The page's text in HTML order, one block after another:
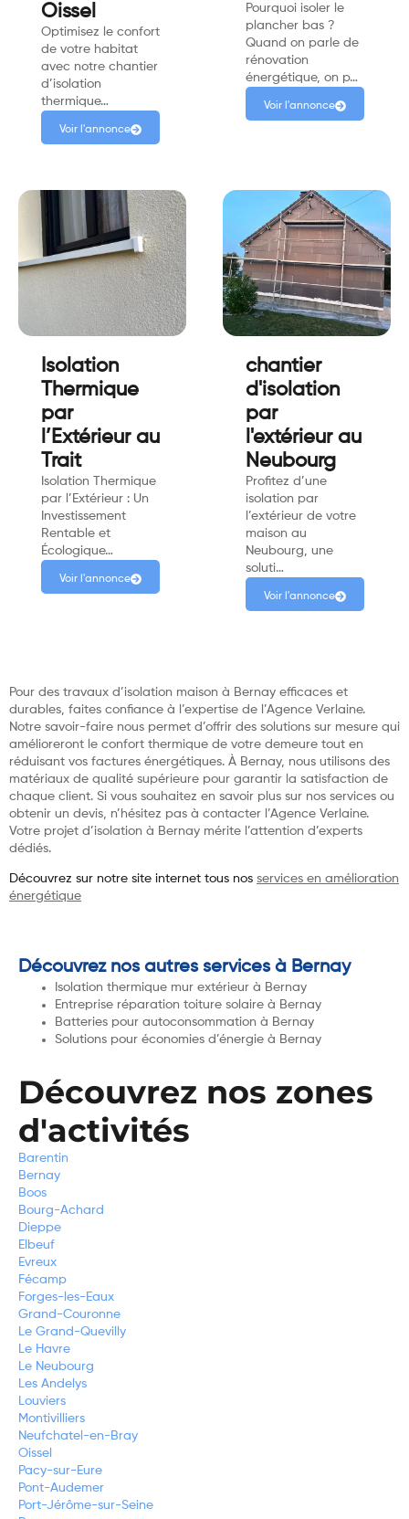
Oissel
Optimisez le confort
de votre habitat
avec notre chantier
d’isolation
thermique…
Voir l'annonce
Pourquoi isoler le
plancher bas ?
Quand on parle de
rénovation
énergétique, on p…
Voir l'annonce
Isolation
Thermique
par
l’Extérieur au
Trait
Isolation Thermique
par l’Extérieur : Un
Investissement
Rentable et
Écologique…
Voir l'annonce
chantier
d'isolation
par
l'extérieur au
Neubourg
Profitez d’une
isolation par
l’extérieur de votre
maison au
Neubourg, une
soluti…
Voir l'annonce
Pour des travaux d’isolation maison à Bernay efficaces et
durables, faites confiance à l’expertise de l’Agence Verlaine.
Notre savoir-faire nous permet d’offrir des solutions sur mesure qui
amélioreront le confort thermique de votre demeure tout en
réduisant vos factures énergétiques. À Bernay, nous utilisons des
matériaux de qualité supérieure pour garantir la satisfaction de
chaque client. Si vous souhaitez en savoir plus sur nos services ou
obtenir un devis, n’hésitez pas à contacter l’Agence Verlaine.
Votre projet d’isolation à Bernay mérite l’attention d’experts
dédiés.
Découvrez sur notre site internet tous nos services en amélioration
énergétique
Découvrez nos autres services à Bernay
Isolation thermique mur extérieur à Bernay
Entreprise réparation toiture solaire à Bernay
Batteries pour autoconsommation à Bernay
Solutions pour économies d’énergie à Bernay
Découvrez nos zones
d'activités
Barentin
Bernay
Boos
Bourg-Achard
Dieppe
Elbeuf
Evreux
Fécamp
Forges-les-Eaux
Grand-Couronne
Le Grand-Quevilly
Le Havre
Le Neubourg
Les Andelys
Louviers
Montivilliers
Neufchatel-en-Bray
Oissel
Pacy-sur-Eure
Pont-Audemer
Port-Jérôme-sur-Seine